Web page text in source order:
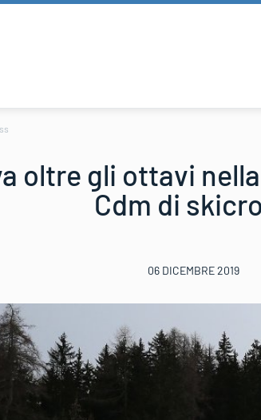
oltre gli ottavi
Cdm di
06 DICEMBRE 2019